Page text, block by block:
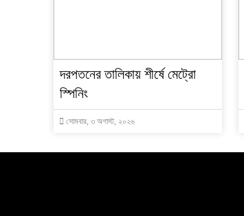
দরপতনের তালিকায় শীর্ষে মেট্রো
স্পিনিং
সোমবার, ৩ অগাস্ট, ২০২৬